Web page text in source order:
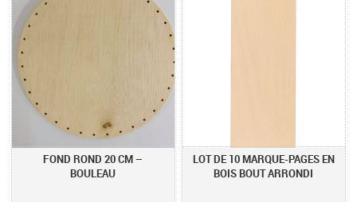
FOND ROND 20 CM –
BOULEAU
LOT DE 10 MARQUE-PAGES EN
BOIS BOUT ARRONDI